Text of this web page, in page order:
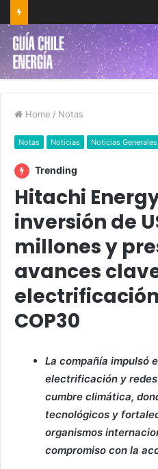
Home / Notas
Notas Noticias Noticias Generales
Trending
Hitachi
inversión de
millones y
avances
COP30
La compañía impulsó
electrificación y
cumbre climática,
tecnológicos y
organismos
compromiso con la